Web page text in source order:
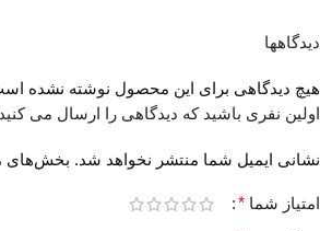
دیدگاهها
هیچ دیدگاهی برای این محصول نوشته نشده
اولین نفری باشید که دیدگاهی را ارسال می کنید
نشانی ایمیل شما منتشر نخواهد شد. بخش‌های
امتیاز شما *